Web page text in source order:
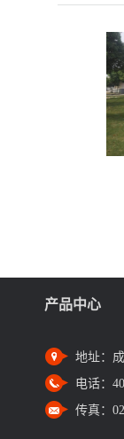
产品中心
地址：
电话：
传真：